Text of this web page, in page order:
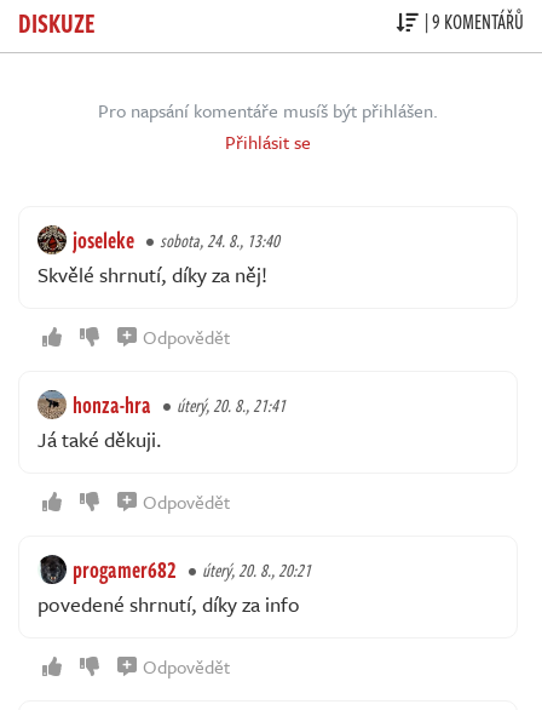
DISKUZE | 9 KOMENTÁŘŮ
Pro napsání komentáře musíš být přihlášen.
Přihlásit se
joseleke sobota, 24. 8., 13:40
Skvělé shrnutí, díky za něj!
Odpovědět
honza-hra úterý, 20. 8., 21:41
Já také děkuji.
Odpovědět
progamer682 úterý, 20. 8., 20:21
povedené shrnutí, díky za info
Odpovědět